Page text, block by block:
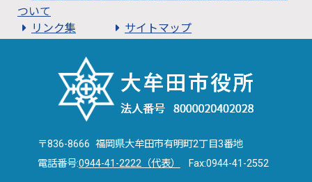
ついて
リンク集
サイトマップ
〒836-8666 福岡県大牟田市有明町2丁目3番地
電話番号:0944-41-2222（代表） Fax:0944-41-2552